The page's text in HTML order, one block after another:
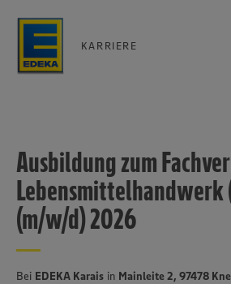
KARRIERE
Ausbildung zum
Lebensmittelhandwerk
(m/w/d) 2026
Bei EDEKA Karais in Mainleite 2, 97478